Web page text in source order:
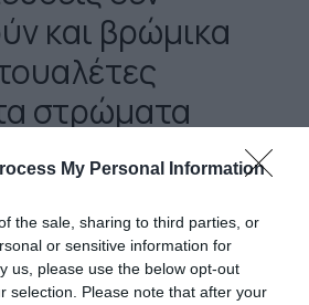
My Personal Information
the sale, sharing to third parties, or
or sensitive information for
us, please use the below opt-out
selection. Please note that after your
και βρώμικα
στρώματα
τη στιγμή
κονδύλια